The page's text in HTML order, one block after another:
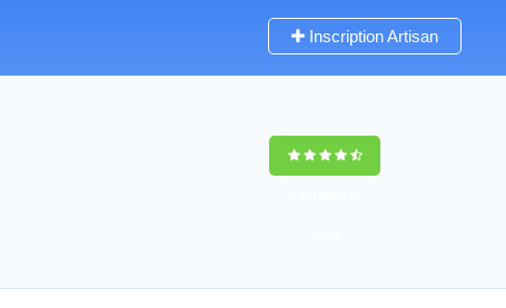
Inscription Artisan